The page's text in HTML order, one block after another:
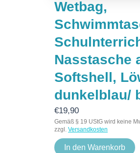
Wetbag,
Nasstasche
Softshell,
dunkelblau/
€19,90
Gemäß § 19 UStG wird keine
zzgl. Versandkosten
In den Warenkorb